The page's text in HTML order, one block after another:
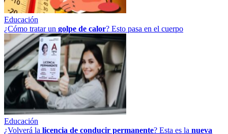
Educación
¿Cómo tratar un golpe de calor? Esto pasa en el cuerpo
Educación
¿Volverá la licencia de conducir permanente? Esta es la nueva